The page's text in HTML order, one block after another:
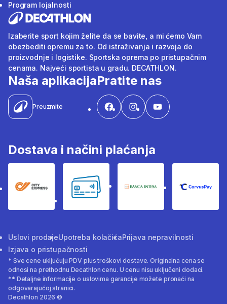
Program lojalnosti
Izaberite sport kojim želite da se bavite, a mi ćemo Vam
obezbediti opremu za to. Od istraživanja i razvoja do
proizvodnje i logistike. Sportska oprema po pristupačnim
cenama. Najveći sportista u gradu. DECATHLON.
Naša aplikacija
Preuzmite
Pratite nas
Dostava i načini plaćanja
City Express Bankovne karticeBanka Intesa
Uslovi prodajeUpotreba kolačićaPrijava nepravilnosti
Izjava o pristupačnosti
* Sve cene uključuju PDV plus troškovi dostave. Originalna cena se
odnosi na prethodnu Decathlon cenu. U cenu nisu uključeni dodaci.
** Detaljne informacije o uslovima garancije možete pronaći na
odgovarajućoj stranici.
Decathlon 2026 ©